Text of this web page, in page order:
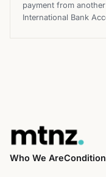
payment from
International Bank
Who We Are